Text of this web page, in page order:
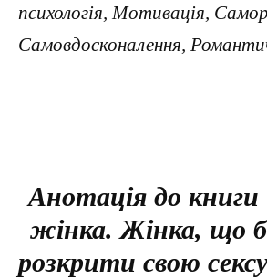
психологія, Мотивація,
Самовдосконалення,
Анотація до
жінка. Жінка, що
розкрити свою